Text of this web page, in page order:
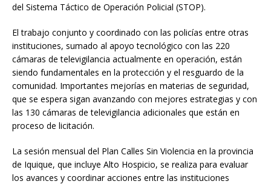
del Sistema Táctico de Operación Policial (STOP).
El trabajo conjunto y coordinado con las policías entre otras
instituciones, sumado al apoyo tecnológico con las 220
cámaras de televigilancia actualmente en operación, están
siendo fundamentales en la protección y el resguardo de la
comunidad. Importantes mejorías en materias de seguridad,
que se espera sigan avanzando con mejores estrategias y con
las 130 cámaras de televigilancia adicionales que están en
proceso de licitación.
La sesión mensual del Plan Calles Sin Violencia en la provincia
de Iquique, que incluye Alto Hospicio, se realiza para evaluar
los avances y coordinar acciones entre las instituciones